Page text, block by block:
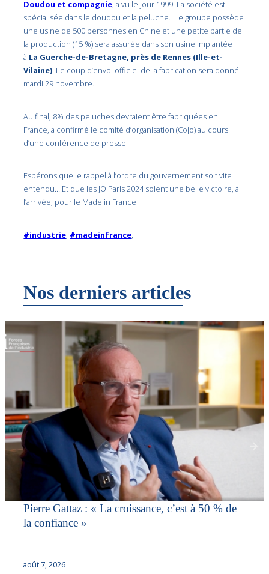
Doudou et compagnie, a vu le jour 1999. La société est
spécialisée dans le doudou et la peluche. Le groupe possède
une usine de 500 personnes en Chine et une petite partie de
la production (15 %) sera assurée dans son usine implantée
à La Guerche-de-Bretagne, près de Rennes (Ille-et-
Vilaine). Le coup d’envoi officiel de la fabrication sera donné
mardi 29 novembre.
Au final, 8% des peluches devraient être fabriquées en
France, a confirmé le comité d’organisation (Cojo) au cours
d’une conférence de presse.
Espérons que le rappel à l’ordre du gouvernement soit vite
entendu… Et que les JO Paris 2024 soient une belle victoire, à
l’arrivée, pour le Made in France
#industrie, #madeinfrance,
Nos derniers articles
Pierre Gattaz : « La croissance, c’est à 50 % de
la confiance »
août 7, 2026